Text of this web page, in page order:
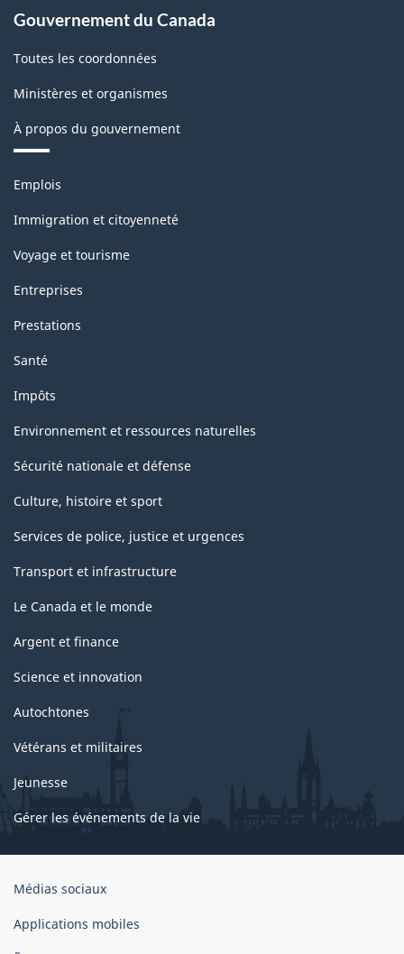
Gouvernement du Canada
Toutes les coordonnées
Ministères et organismes
À propos du gouvernement
Thèmes
sujets
Emplois
Immigration et citoyenneté
Voyage et tourisme
Entreprises
Prestations
Santé
Impôts
Environnement et ressources naturelles
Sécurité nationale et défense
Culture, histoire et sport
Services de police, justice et urgences
Transport et infrastructure
Le Canada et le monde
Argent et finance
Science et innovation
Autochtones
Vétérans et militaires
Jeunesse
Gérer les événements de la vie
Organisation
gouvernement
Médias sociaux
Applications mobiles